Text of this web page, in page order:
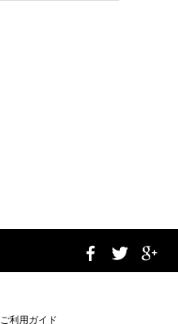
ご利用ガイド